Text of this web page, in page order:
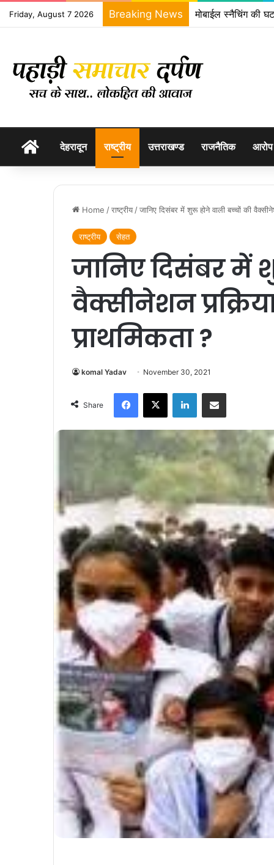
Friday, August 7 2026 Breaking News मोबाईल स्नैचिंग की
होम देहरादून राष्ट्रीय उत्तराखण्ड राजनैतिक आरोप
Home /राष्ट्रीय /जानिए दिसंबर में शुरू होने वाली बच्चों की
राष्ट्रीय सेहत
जानिए दिसंबर में
वैक्सीनेशन
प्राथमिकता ?
komal Yadav November 30, 2021
Share
Facebook
X LinkedInShare via Email